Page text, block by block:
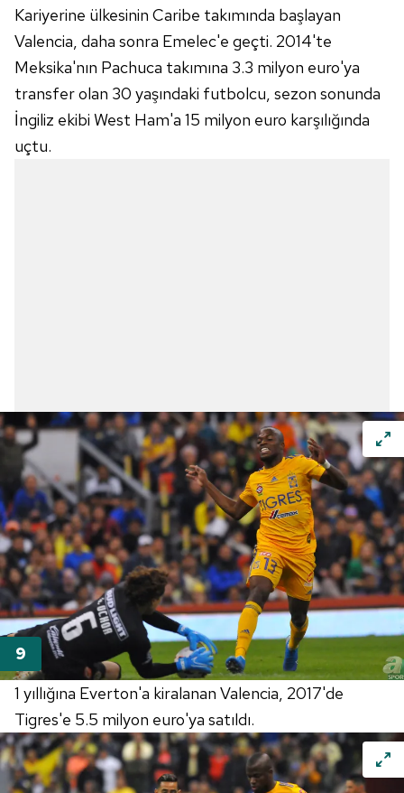
Kariyerine ülkesinin Caribe takımında başlayan
Valencia , daha sonra Emelec'e geçti. 2014'te
Meksika'nın Pachuca takımına 3.3 milyon euro'ya
transfer olan 30 yaşındaki futbolcu, sezon sonunda
İngiliz ekibi West Ham'a 15 milyon euro karşılığında
uçtu.
1 yıllığına Everton'a kiralanan Valencia, 2017'de
Tigres'e 5.5 milyon euro'ya satıldı.